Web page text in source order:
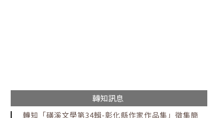
轉知訊息
轉知「磺溪文學第34輯-彰化縣作家作品集」徵集簡